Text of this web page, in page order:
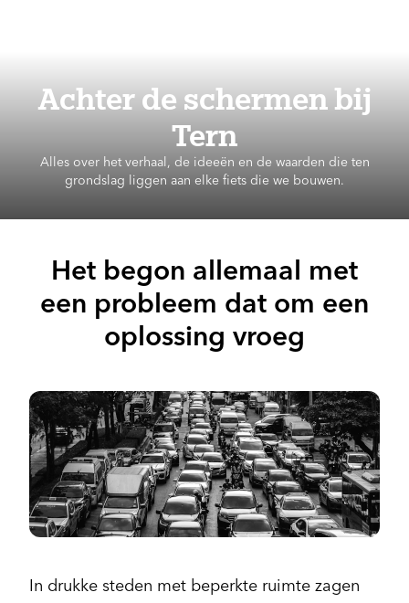
Achter de schermen bij
Tern
Alles over het verhaal, de ideeën en de waarden die ten
grondslag liggen aan elke fiets die we bouwen.
Het begon allemaal met
een probleem dat om een
oplossing vroeg
In drukke steden met beperkte ruimte zagen